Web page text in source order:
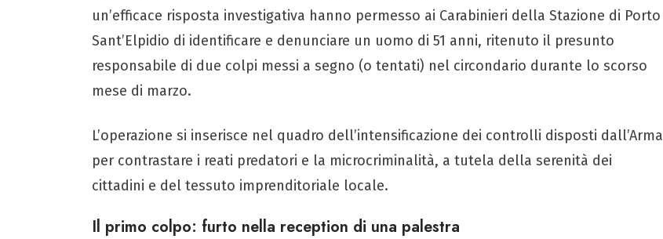
un’efficace risposta investigativa hanno permesso ai Carabinieri della Stazione di Porto
Sant’Elpidio di identificare e denunciare un uomo di 51 anni, ritenuto il presunto
responsabile di due colpi messi a segno (o tentati) nel circondario durante lo scorso
mese di marzo.
L’operazione si inserisce nel quadro dell’intensificazione dei controlli disposti dall’Arma
per contrastare i reati predatori e la microcriminalità, a tutela della serenità dei
cittadini e del tessuto imprenditoriale locale.
Il primo colpo: furto nella reception di una palestra